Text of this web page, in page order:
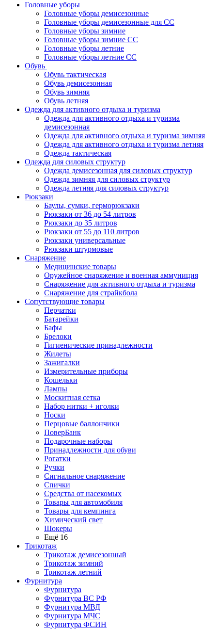
Головные уборы
Головные уборы демисезонные
Головные уборы демисезонные для СС
Головные уборы зимние
Головные уборы зимние СС
Головные уборы летние
Головные уборы летние СС
Обувь
Обувь тактическая
Обувь демисезонная
Обувь зимняя
Обувь летняя
Одежда для активного отдыха и туризма
Одежда для активного отдыха и туризма
демисезонная
Одежда для активного отдыха и туризма зимняя
Одежда для активного отдыха и туризма летняя
Одежда тактическая
Одежда для силовых структур
Одежда демисезонная для силовых структур
Одежда зимняя для силовых структур
Одежда летняя для силовых структур
Рюкзаки
Баулы, сумки, герморюкзаки
Рюкзаки от 36 до 54 литров
Рюкзаки до 35 литров
Рюкзаки от 55 до 110 литров
Рюкзаки универсальные
Рюкзаки штурмовые
Снаряжение
Медицинские товары
Оружейное снаряжение и военная аммуниция
Снаряжение для активного отдыха и туризма
Снаряжение для страйкбола
Сопутствующие товары
Перчатки
Батарейки
Бафы
Брелоки
Гигиенические принадлежности
Жилеты
Зажигалки
Измерительные приборы
Кошельки
Лампы
Москитная сетка
Набор нитки + иголки
Носки
Перцовые баллончики
ПоверБанк
Подарочные наборы
Принадлежности для обуви
Рогатки
Ручки
Сигнальное снаряжение
Спички
Средства от насекомых
Товары для автомобиля
Товары для кемпинга
Химический свет
Шокеры
Ещё 16
Трикотаж
Трикотаж демисезонный
Трикотаж зимний
Трикотаж летний
Фурнитура
Фурнитура
Фурнитура ВС РФ
Фурнитура МВД
Фурнитура МЧС
Фурнитура ФСИН